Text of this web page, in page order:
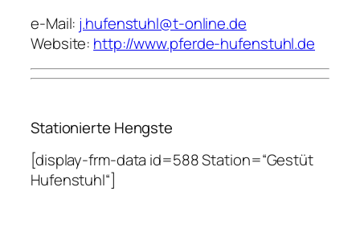
e-Mail: j.hufenstuhl@t-online.de
Website: http://www.pferde-hufenstuhl.de
Stationierte Hengste
[display-frm-data id=588 Station=“Gestüt
Hufenstuhl“]